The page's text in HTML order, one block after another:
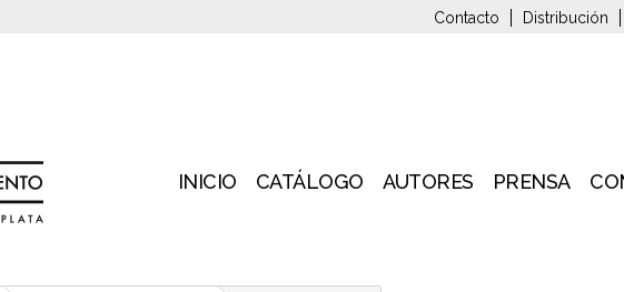
Contacto Distribución
INICIO CATÁLOGO AUTORES PRENSA